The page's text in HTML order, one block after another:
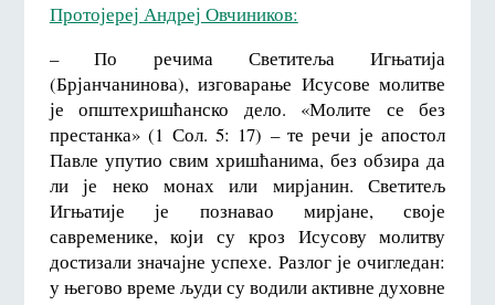
Протојереј Андреј Овчиников:
– По речима Светитеља Игњатија
(Брјанчанинова), изговарање Исусове молитве
је општехришћанско дело. «Молите се без
престанка» (1 Сол. 5: 17) – те речи је апостол
Павле упутио свим хришћанима, без обзира да
ли је неко монах или мирјанин. Светитељ
Игњатије је познавао мирјане, своје
савременике, који су кроз Исусову молитву
достизали значајне успехе. Разлог је очигледан:
у његово време људи су водили активне духовне